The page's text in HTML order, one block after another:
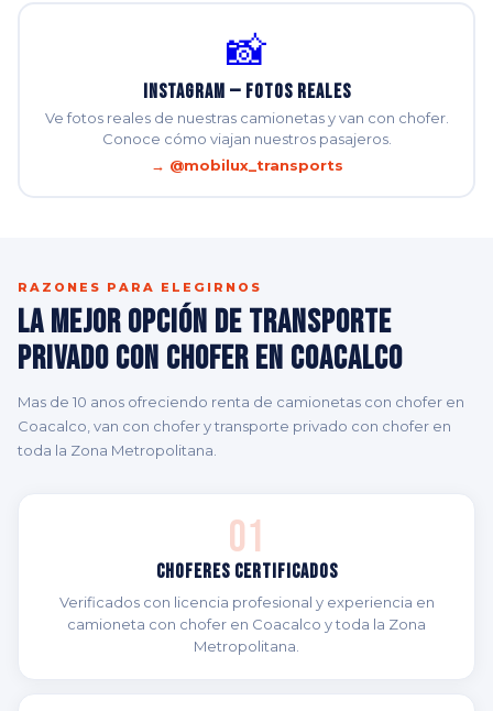
📸
Instagram — Fotos Reales
Ve fotos reales de nuestras camionetas y van con chofer.
Conoce cómo viajan nuestros pasajeros.
→ @mobilux_transports
RAZONES PARA ELEGIRNOS
La Mejor Opción de Transporte
Privado con Chofer en Coacalco
Mas de 10 anos ofreciendo renta de camionetas con chofer en
Coacalco, van con chofer y transporte privado con chofer en
toda la Zona Metropolitana.
01
Choferes Certificados
Verificados con licencia profesional y experiencia en
camioneta con chofer en Coacalco y toda la Zona
Metropolitana.